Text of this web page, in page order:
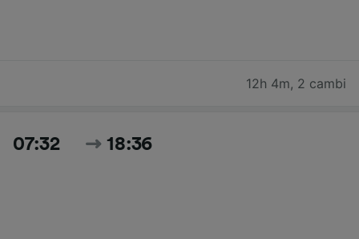
12h 4m, 2 cambi
07:32 18:36